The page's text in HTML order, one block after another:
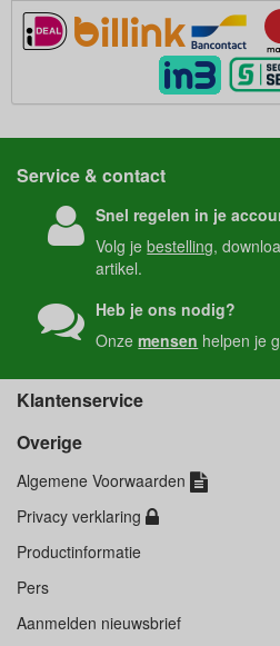
Service & contact
Snel regelen in je
Volg jebestelling,
artikel.
Heb je ons nodig?
Onzemensen helpen je
Klantenservice
Overige
Algemene Voorwaarden
Privacy verklaring
Productinformatie
Pers
Aanmelden nieuwsbrief